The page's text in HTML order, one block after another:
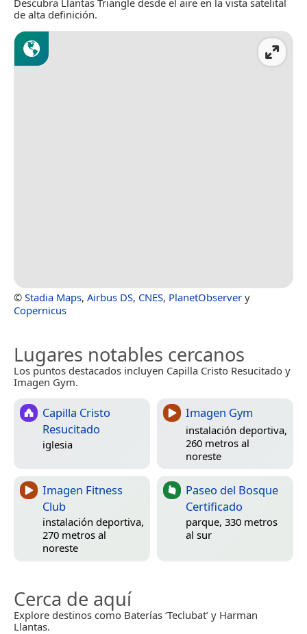
de alta definición.
© Stadia Maps, Airbus DS, CNES, PlanetObserver y
Copernicus
Lugares notables cercanos
Los puntos destacados incluyen Capilla Cristo Resucitado y
Imagen Gym.
Capilla Cristo
Resucitado
iglesia
Imagen Gym
instalación deportiva,
260 metros al
noreste
Imagen Fitness
Club
instalación deportiva,
270 metros al
noreste
Paseo del Bosque
Certificado
parque, 330 metros
al sur
Cerca de aquí
Explore destinos como Baterías ‘Teclubat’ y Harman
Llantas.